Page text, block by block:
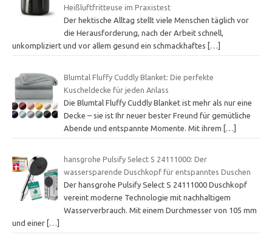
Heißluftfritteuse im Praxistest
Der hektische Alltag stellt viele Menschen täglich vor
die Herausforderung, nach der Arbeit schnell,
unkompliziert und vor allem gesund ein schmackhaftes
[…]
Blumtal Fluffy Cuddly Blanket: Die perfekte
Kuscheldecke für jeden Anlass
Die Blumtal Fluffy Cuddly Blanket ist mehr als nur eine
Decke – sie ist Ihr neuer bester Freund für gemütliche
Abende und entspannte Momente. Mit ihrem […]
hansgrohe Pulsify Select S 24111000: Der
wassersparende Duschkopf für entspanntes Duschen
Der hansgrohe Pulsify Select S 24111000 Duschkopf
vereint moderne Technologie mit nachhaltigem
Wasserverbrauch. Mit einem Durchmesser von 105 mm
und einer […]